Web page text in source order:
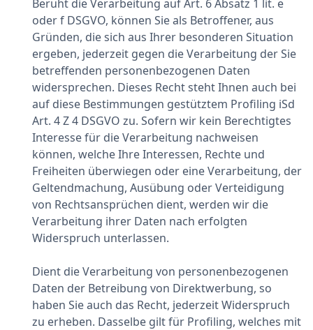
Beruht die Verarbeitung auf Art. 6 Absatz 1 lit. e
oder f DSGVO, können Sie als Betroffener, aus
Gründen, die sich aus Ihrer besonderen Situation
ergeben, jederzeit gegen die Verarbeitung der Sie
betreffenden personenbezogenen Daten
widersprechen. Dieses Recht steht Ihnen auch bei
auf diese Bestimmungen gestütztem Profiling iSd
Art. 4 Z 4 DSGVO zu. Sofern wir kein Berechtigtes
Interesse für die Verarbeitung nachweisen
können, welche Ihre Interessen, Rechte und
Freiheiten überwiegen oder eine Verarbeitung, der
Geltendmachung, Ausübung oder Verteidigung
von Rechtsansprüchen dient, werden wir die
Verarbeitung ihrer Daten nach erfolgten
Widerspruch unterlassen.
Dient die Verarbeitung von personenbezogenen
Daten der Betreibung von Direktwerbung, so
haben Sie auch das Recht, jederzeit Widerspruch
zu erheben. Dasselbe gilt für Profiling, welches mit